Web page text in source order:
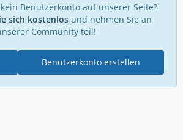
Benutzerkonto auf unserer Seite?
sich kostenlosund nehmen Sie an
Community teil!
Benutzerkonto erstellen